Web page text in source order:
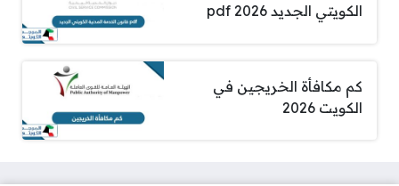
الكويتي الجديد pdf 2026
كم مكافأة الخريجين في
الكويت 2026